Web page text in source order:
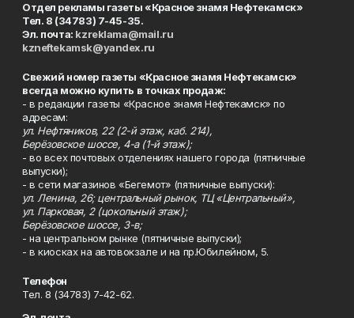
Отдел рекламы газеты «Красное знамя Нефтекамск»
Тел. 8 (34783) 7-45-35.
Эл. почта: kzreklama@mail.ru
kzneftekamsk@yandex.ru
Свежий номер газеты «Красное знамя Нефтекамск»
всегда можно купить в точках продаж:
- в редакции газеты «Красное знамя Нефтекамск» по
адресам:
ул. Нефтяников, 22 (2-й этаж, каб. 214),
Берёзовское шоссе, 4-а (1-й этаж);
- во всех почтовых отделениях нашего города (пятничные
выпуски);
- в сети магазинов «Бегемот» (пятничные выпуски):
ул. Ленина, 26; центральный рынок, ТЦ «Центральный»,
ул. Парковая, 2 (цокольный этаж);
Берёзовское шоссе, 3-в;
- на центральном рынке (пятничные выпуски);
- в киосках на автовокзале и на пр.Юбилейном, 5.
Телефон
Тел. 8 (34783) 7-42-62.